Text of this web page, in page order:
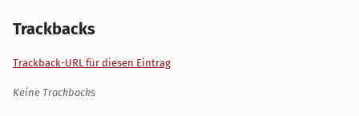
Trackbacks
Trackback-URL für diesen Eintrag
Keine Trackbacks